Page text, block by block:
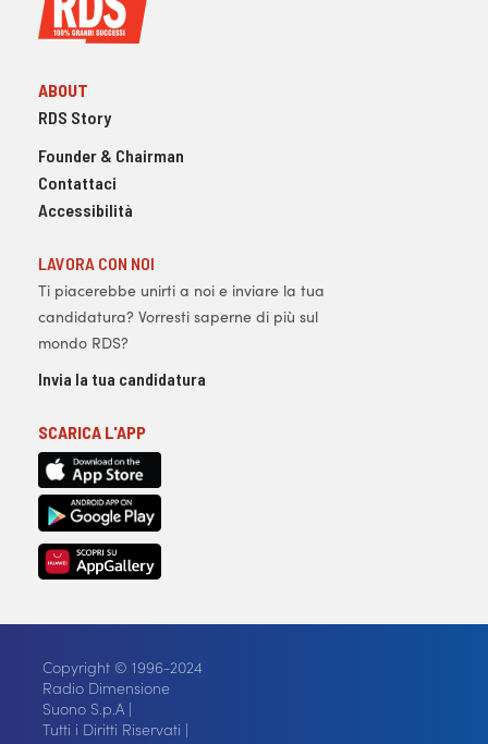
ABOUT
RDS Story
Founder & Chairman
Contattaci
Accessibilità
LAVORA CON NOI
Ti piacerebbe unirti a noi e inviare la tua
candidatura? Vorresti saperne di più sul
mondo RDS?
Invia la tua candidatura
SCARICA L'APP
Copyright © 1996-2024
Radio Dimensione
Suono S.p.A |
Tutti i Diritti Riservati |